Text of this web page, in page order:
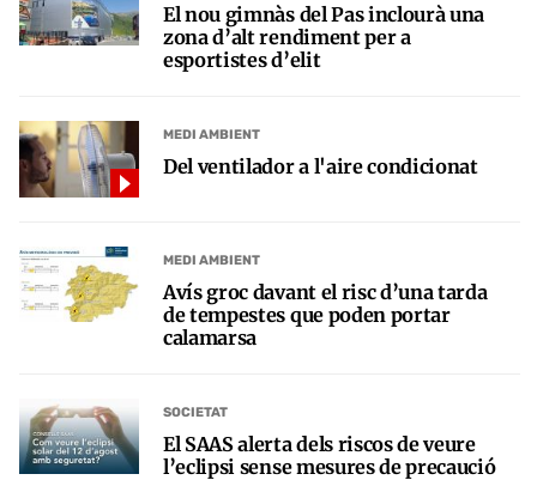
El nou gimnàs del Pas inclourà una
zona d’alt rendiment per a
esportistes d’elit
MEDI AMBIENT
Del ventilador a l'aire condicionat
MEDI AMBIENT
Avís groc davant el risc d’una tarda
de tempestes que poden portar
calamarsa
SOCIETAT
El SAAS alerta dels riscos de veure
l’eclipsi sense mesures de precaució